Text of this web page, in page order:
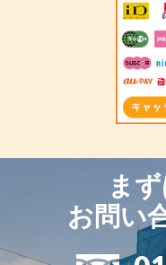
ま
お問い